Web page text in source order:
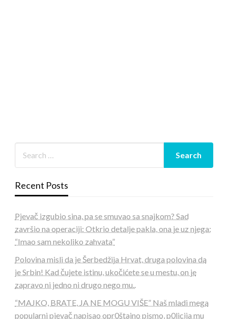
Recent Posts
Pjevač izgubio sina, pa se smuvao sa snajkom? Sad
završio na operaciji: Otkrio detalje pakla, ona je uz njega:
“Imao sam nekoliko zahvata”
Polovina misli da je Šerbedžija Hrvat, druga polovina da
je Srbin! Kad čujete istinu, ukočićete se u mestu, on je
zapravo ni jedno ni drugo nego mu..
“MAJKO, BRATE, JA NE MOGU VIŠE” Naš mladi mega
popularni pjevač napisao opr0štajno pismo, p0licija mu